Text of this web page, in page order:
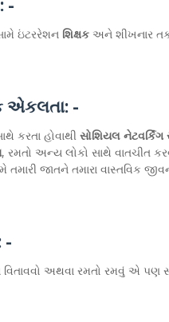
-
ઇંટરરેશન શિક્ષક અને શીખનાર
એકલતા: -
કરતા હોવાથી સોશિયલ નેટવર્કિંગ
, રમતો અન્ય લોકો સાથે વાતચીત
તમારી જાતને તમારા વાસ્તવિક
-
અથવા રમતો રમવું એ પણ